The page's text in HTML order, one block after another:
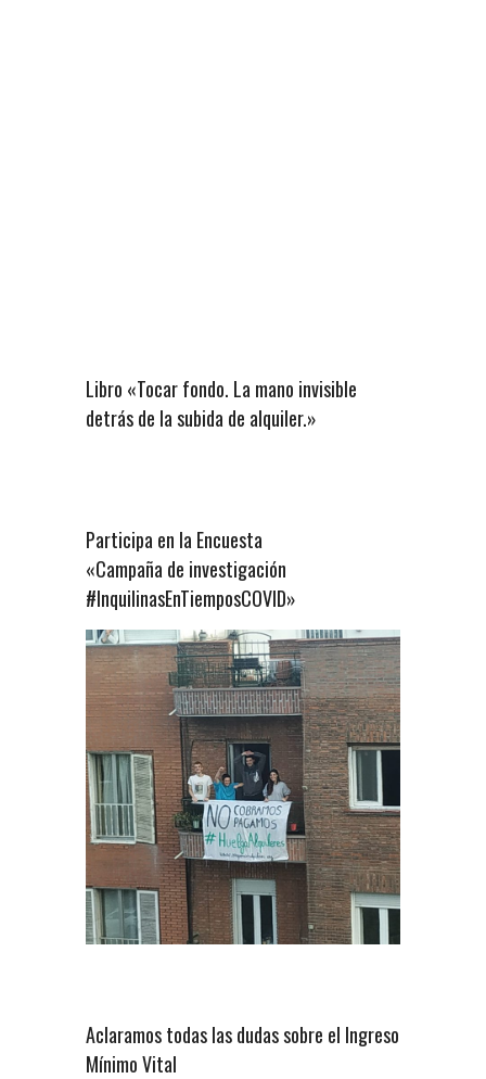
Libro «Tocar fondo. La mano invisible
detrás de la subida de alquiler.»
Participa en la Encuesta
«Campaña de investigación
#InquilinasEnTiemposCOVID»
Aclaramos todas las dudas sobre el Ingreso
Mínimo Vital